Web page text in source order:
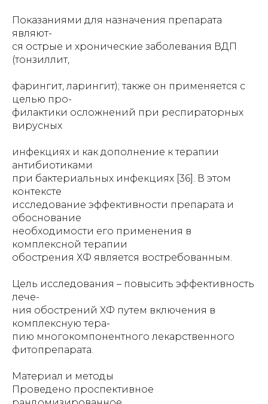
Показаниями для назначения препарата
являют-
ся острые и хронические заболевания ВДП
(тонзиллит,
фарингит, ларингит); также он применяется с
целью про-
филактики осложнений при респираторных
вирусных
инфекциях и как дополнение к терапии
антибиотиками
при бактериальных инфекциях [36]. В этом
контексте
исследование эффективности препарата и
обоснование
необходимости его применения в
комплексной терапии
обострения ХФ является востребованным.
Цель исследования – повысить эффективность
лече-
ния обострений ХФ путем включения в
комплексную тера-
пию многокомпонентного лекарственного
фитопрепарата.
Материал и методы
Проведено проспективное